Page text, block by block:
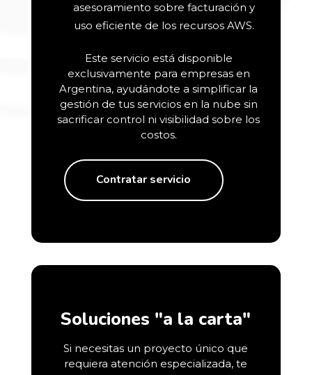
asesoramiento sobre facturación y
uso eficiente de los recursos AWS.
Este servicio está disponible
exclusivamente para empresas en
Argentina, ayudándote a simplificar la
gestión de tus servicios en la nube sin
sacrificar control ni visibilidad sobre los
costos.
Contratar servicio
Soluciones "a la carta"
Si necesitas un proyecto único que
requiera atención especializada, te